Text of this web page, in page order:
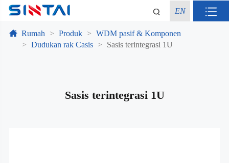
EN
Rumah Produk
WDM pasif & Komponen
Dudukan rak Casis
Sasis terintegrasi 1U
Sasis terintegrasi 1U